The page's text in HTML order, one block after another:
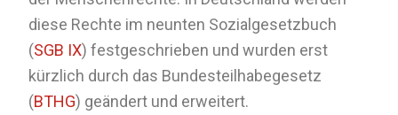
diese Rechte im neunten Sozialgesetzbuch
(SGB IX) festgeschrieben und wurden erst
kürzlich durch das Bundesteilhabegesetz
(BTHG) geändert und erweitert.